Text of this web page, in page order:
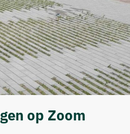
op Zoom